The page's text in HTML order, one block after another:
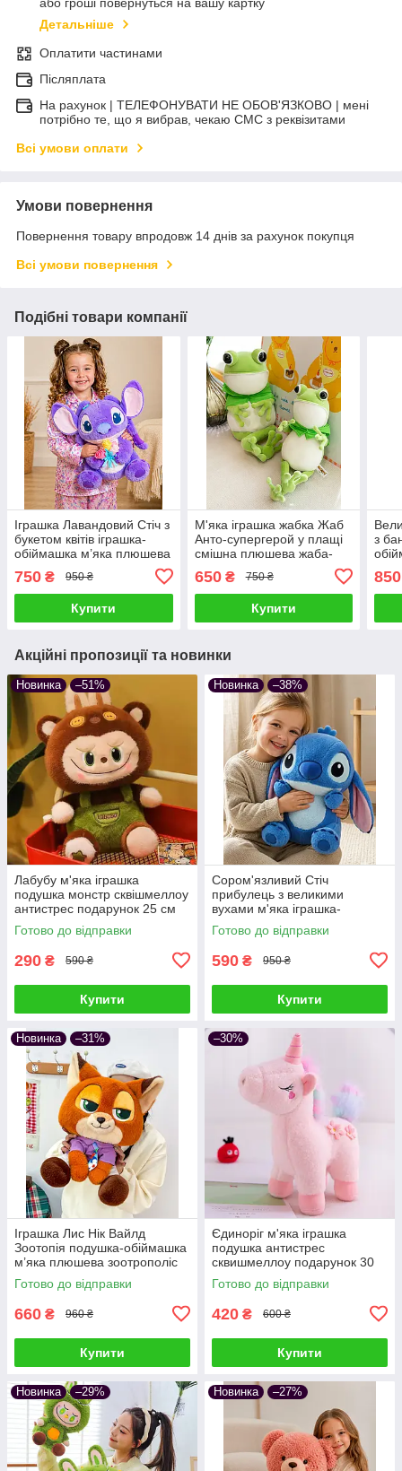
або гроші повернуться на вашу картку
Детальніше
Оплатити частинами
Післяплата
На рахунок | ТЕЛЕФОНУВАТИ НЕ ОБОВ'ЯЗКОВО | мені
потрібно те, що я вибрав, чекаю СМС з реквізитами
Всі умови оплати
Умови повернення
Повернення товару впродовж 14 днів за рахунок покупця
Всі умови повернення
Подібні товари компанії
Іграшка Лавандовий Стіч з
букетом квітів іграшка-
обіймашка м’яка плюшева
антистрес подарунок
дітям та дорослим
750 ₴ 950 ₴
Купити
М'яка іграшка жабка Жаб
Анто-супергерой у плащі
смішна плюшева жаба-
обіймашка сквішмеллоу
для дітей та дорослих
650₴ 750 ₴
Купити
з
850
Акційні пропозиції та новинки
Новинка –51%
Лабубу м'яка іграшка
подушка монстр сквішмеллоу
антистрес подарунок 25 см
Готово до відправки
290 ₴ 590 ₴
Купити
Новинка –38%
Сором'язливий Стіч
прибулець з великими
вухами м'яка іграшка-
обіймашка плюшева подушка
антистрес подарунок дітям та
Готово до відправки
590 ₴ 950 ₴
Купити
Новинка –31%
Іграшка Лис Нік Вайлд
Зоотопія подушка-обіймашка
м’яка плюшева зоотрополіс
звірополіс сквішмеллоу
подарунок дітям та дорослим
Готово до відправки
660 ₴ 960 ₴
Купити
–30%
Єдиноріг м'яка іграшка
подушка антистрес
сквишмеллоу подарунок 30
см Рожевий
Готово до відправки
420 ₴ 600 ₴
Купити
Новинка –29% Новинка –27%